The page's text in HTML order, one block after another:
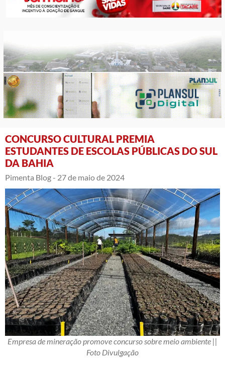
CONCURSO CULTURAL PREMIA
ESTUDANTES DE ESCOLAS PÚBLICAS DO SUL
DA BAHIA
Pimenta Blog - 27 de maio de 2024
Empresa de mineração promove concurso sobre meio ambiente ||
Foto Divulgação